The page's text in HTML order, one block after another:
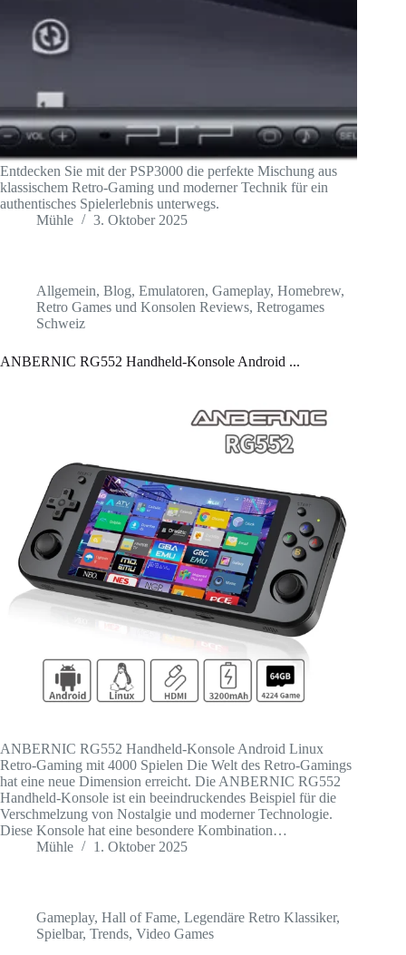
Entdecken Sie mit der PSP3000 die perfekte Mischung aus
klassischem Retro-Gaming und moderner Technik für ein
authentisches Spielerlebnis unterwegs.
Mühle
3. Oktober 2025
Allgemein, Blog, Emulatoren, Gameplay, Homebrew,
Retro Games und Konsolen Reviews, Retrogames
Schweiz
ANBERNIC RG552 Handheld-Konsole Android ...
ANBERNIC RG552 Handheld-Konsole Android Linux
Retro-Gaming mit 4000 Spielen Die Welt des Retro-Gamings
hat eine neue Dimension erreicht. Die ANBERNIC RG552
Handheld-Konsole ist ein beeindruckendes Beispiel für die
Verschmelzung von Nostalgie und moderner Technologie.
Diese Konsole hat eine besondere Kombination…
Mühle
1. Oktober 2025
Gameplay, Hall of Fame, Legendäre Retro Klassiker,
Spielbar, Trends, Video Games